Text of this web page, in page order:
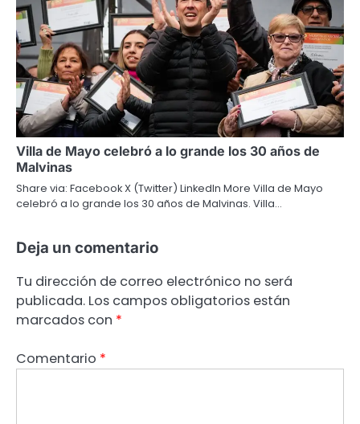
Villa de Mayo celebró a lo grande los 30 años de
Malvinas
Share via: Facebook X (Twitter) LinkedIn More Villa de Mayo
celebró a lo grande los 30 años de Malvinas. Villa…
Deja un comentario
Tu dirección de correo electrónico no será
publicada. Los campos obligatorios están
marcados con *
Comentario *